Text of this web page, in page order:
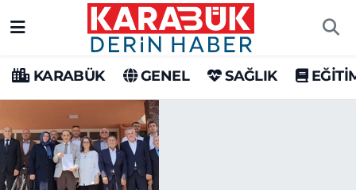
KARABÜK GENEL SAĞLIK
Karabük Hava Durumu
Karabük Trafik Yoğunluk Haritası
Süper Lig Puan Durumu ve Fikstür